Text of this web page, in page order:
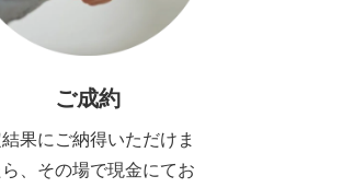
ご成約
果にご納得いただけま
ら、その場で現金にてお